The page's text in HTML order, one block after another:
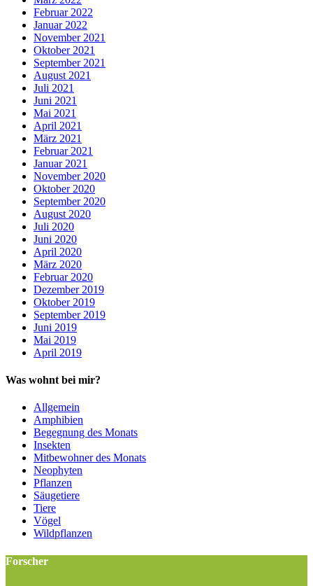
Februar 2022
Januar 2022
November 2021
Oktober 2021
September 2021
August 2021
Juli 2021
Juni 2021
Mai 2021
April 2021
März 2021
Februar 2021
Januar 2021
November 2020
Oktober 2020
September 2020
August 2020
Juli 2020
Juni 2020
April 2020
März 2020
Februar 2020
Dezember 2019
Oktober 2019
September 2019
Juni 2019
Mai 2019
April 2019
Was wohnt bei mir?
Allgemein
Amphibien
Begegnung des Monats
Insekten
Mitbewohner des Monats
Neophyten
Pflanzen
Säugetiere
Tiere
Vögel
Wildpflanzen
Forscher